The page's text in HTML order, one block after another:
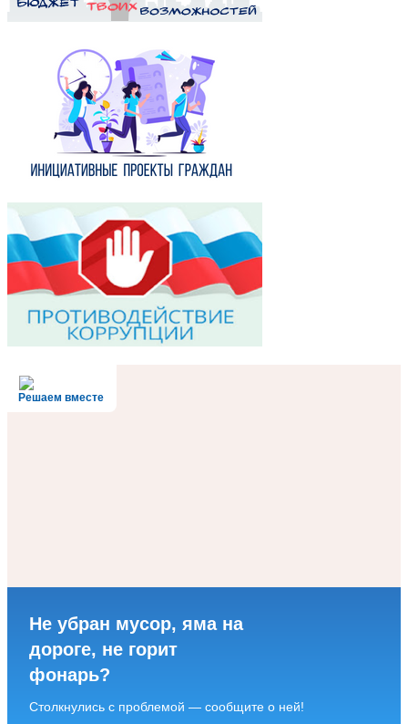
Решаем вместе
Не убран мусор, яма на
дороге, не горит
фонарь?
Столкнулись с проблемой — сообщите о ней!